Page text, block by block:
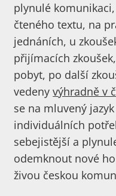
plynulé
čteného textu, na
jednáních, u
přijímacích
pobyt, po další
vedenyvýhradně v
se na mluvený
individuálních
sebejistější a
odemknout nové
živou českou